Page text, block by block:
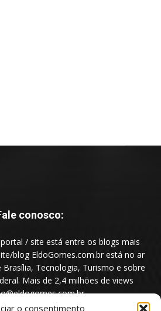
o consentimento
conosco:
/ site está entre os blogs mais
blog EldoGomes.com.br está no ar
Brasília, Tecnologia, Turismo e sobre
Mais de 2,4 milhões de views